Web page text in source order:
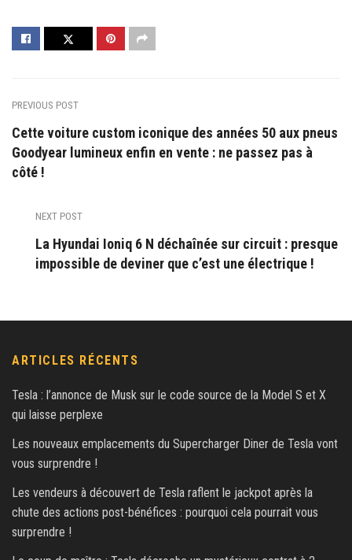
PREVIOUS POST
Cette voiture custom iconique des années 50 aux pneus
Goodyear lumineux enfin en vente : ne passez pas à
côté !
NEXT POST
La Hyundai Ioniq 6 N déchaînée sur circuit : presque
impossible de deviner que c’est une électrique !
ARTICLES RÉCENTS
Tesla : l’annonce de Musk sur le code source de la Model S et X
qui laisse perplexe
Les nouveaux emplacements du Supercharger Diner de Tesla vont
vous surprendre !
Les vendeurs à découvert de Tesla raflent le jackpot après la
chute des actions post-bénéfices : pourquoi cela pourrait vous
surprendre !